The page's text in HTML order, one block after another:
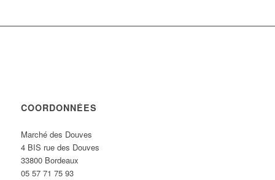
COORDONNÉES
Marché des Douves
4 BIS rue des Douves
33800 Bordeaux
05 57 71 75 93